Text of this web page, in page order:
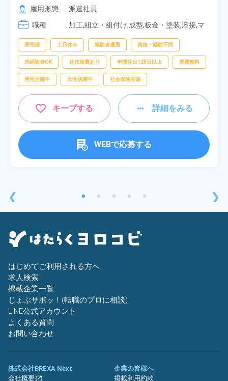
❮
[2] 20:00～05:00
[3] 06:30～15:00
[4] 14:30～23:00
雇用形態
派遣社員
職種
加工,組立・組付け,成型,板金・塗装,溶接,マ
査,物流・配送
寮完備 土日休み 経験者優遇 資格・経験不問
未経験者OK 赴任旅費あり 年間休日120日以上 寮費無料
男性活躍中 女性活躍中 社会保険完備
キープする 詳細をみる
WEBで応募する
❯
はじめてご利用される方へ
求人検索
掲載企業一覧
じょぶサポッ！(転職のプロに相談)
LINE公式アカウント
よくある質問
お問い合わせ
株式会社BREXA Next
会社概要
企業の皆様へ
掲載利用約款